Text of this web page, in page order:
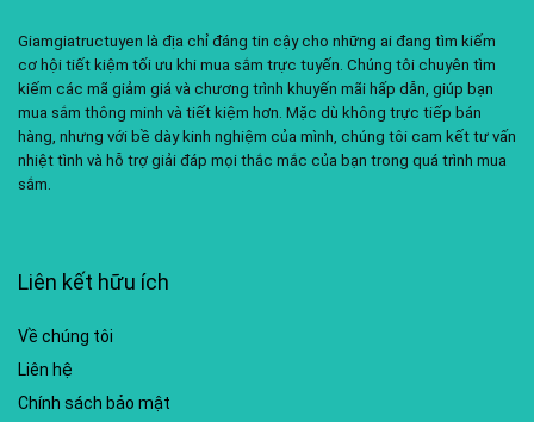
Giamgiatructuyen là địa chỉ đáng tin cậy cho những ai đang tìm kiếm
cơ hội tiết kiệm tối ưu khi mua sắm trực tuyến. Chúng tôi chuyên tìm
kiếm các mã giảm giá và chương trình khuyến mãi hấp dẫn, giúp bạn
mua sắm thông minh và tiết kiệm hơn. Mặc dù không trực tiếp bán
hàng, nhưng với bề dày kinh nghiệm của mình, chúng tôi cam kết tư vấn
nhiệt tình và hỗ trợ giải đáp mọi thắc mắc của bạn trong quá trình mua
sắm.
Liên kết hữu ích
Về chúng tôi
Liên hệ
Chính sách bảo mật